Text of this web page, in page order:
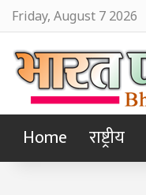
Friday, August 7 2026
Home राष्ट्रीय